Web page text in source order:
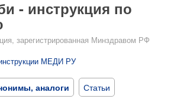
- инструкция по
зарегистрированная Минздравом РФ
МЕДИ РУ
аналоги Статьи